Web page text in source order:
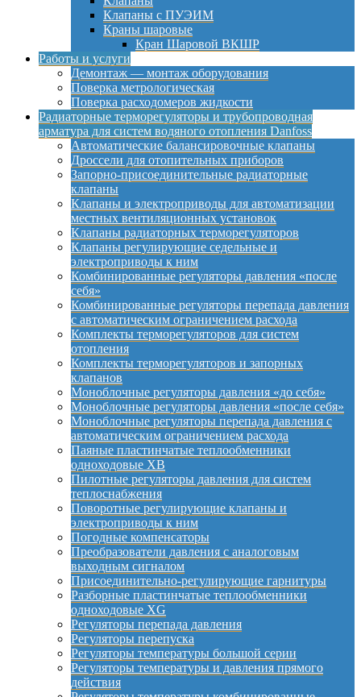
Клапаны с ПУЭИМ
Краны шаровые
Кран Шаровой ВКШР
Работы и услуги
Демонтаж — монтаж оборудования
Поверка метрологическая
Поверка расходомеров жидкости
Радиаторные терморегуляторы и трубопроводная
арматура для систем водяного отопления Danfoss
Автоматические балансировочные клапаны
Дроссели для отопительных приборов
Запорно-присоединительные радиаторные
клапаны
Клапаны и электроприводы для автоматизации
местных вентиляционных установок
Клапаны радиаторных терморегуляторов
Клапаны регулирующие седельные и
электроприводы к ним
Комбинированные регуляторы давления «после
себя»
Комбинированные регуляторы перепада давления
с автоматическим ограничением расхода
Комплекты терморегуляторов для систем
отопления
Комплекты терморегуляторов и запорных
клапанов
Моноблочные регуляторы давления «до себя»
Моноблочные регуляторы давления «после себя»
Моноблочные регуляторы перепада давления с
автоматическим ограничением расхода
Паяные пластинчатые теплообменники
одноходовые XB
Пилотные регуляторы давления для систем
теплоснабжения
Поворотные регулирующие клапаны и
электроприводы к ним
Погодные компенсаторы
Преобразователи давления с аналоговым
выходным сигналом
Присоединительно-регулирующие гарнитуры
Разборные пластинчатые теплообменники
одноходовые XG
Регуляторы перепада давления
Регуляторы перепуска
Регуляторы температуры большой серии
Регуляторы температуры и давления прямого
действия